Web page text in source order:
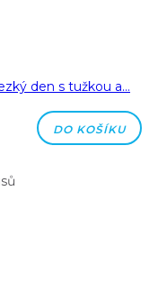
den s tužkou a…
DO KOŠÍKU